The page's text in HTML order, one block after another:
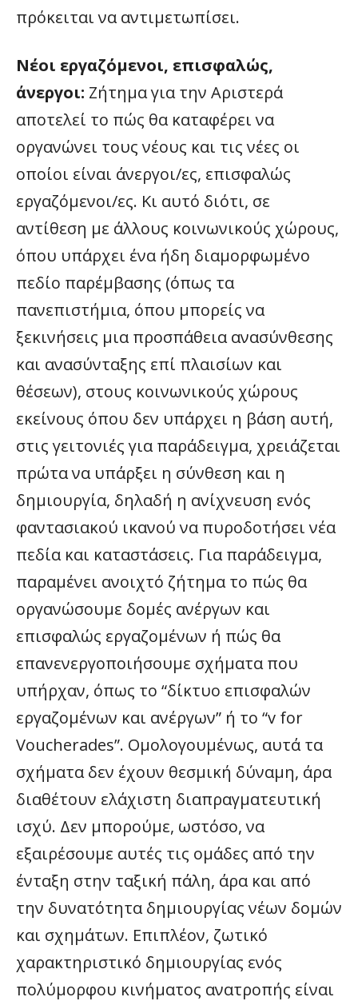
πρόκειται να αντιμετωπίσει.
Νέοι εργαζόμενοι, επισφαλώς,
άνεργοι: Ζήτημα για την Αριστερά
αποτελεί το πώς θα καταφέρει να
οργανώνει τους νέους και τις νέες οι
οποίοι είναι άνεργοι/ες, επισφαλώς
εργαζόμενοι/ες. Κι αυτό διότι, σε
αντίθεση με άλλους κοινωνικούς χώρους,
όπου υπάρχει ένα ήδη διαμορφωμένο
πεδίο παρέμβασης (όπως τα
πανεπιστήμια, όπου μπορείς να
ξεκινήσεις μια προσπάθεια ανασύνθεσης
και ανασύνταξης επί πλαισίων και
θέσεων), στους κοινωνικούς χώρους
εκείνους όπου δεν υπάρχει η βάση αυτή,
στις γειτονιές για παράδειγμα, χρειάζεται
πρώτα να υπάρξει η σύνθεση και η
δημιουργία, δηλαδή η ανίχνευση ενός
φαντασιακού ικανού να πυροδοτήσει νέα
πεδία και καταστάσεις. Για παράδειγμα,
παραμένει ανοιχτό ζήτημα το πώς θα
οργανώσουμε δομές ανέργων και
επισφαλώς εργαζομένων ή πώς θα
επανενεργοποιήσουμε σχήματα που
υπήρχαν, όπως το “δίκτυο επισφαλών
εργαζομένων και ανέργων” ή το “v for
Voucherades”. Ομολογουμένως, αυτά τα
σχήματα δεν έχουν θεσμική δύναμη, άρα
διαθέτουν ελάχιστη διαπραγματευτική
ισχύ. Δεν μπορούμε, ωστόσο, να
εξαιρέσουμε αυτές τις ομάδες από την
ένταξη στην ταξική πάλη, άρα και από
την δυνατότητα δημιουργίας νέων δομών
και σχημάτων. Επιπλέον, ζωτικό
χαρακτηριστικό δημιουργίας ενός
πολύμορφου κινήματος ανατροπής είναι